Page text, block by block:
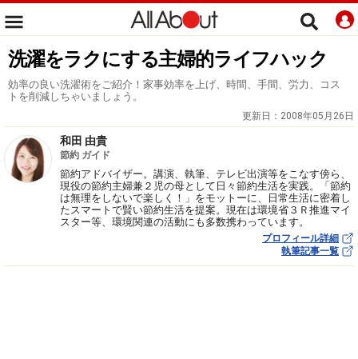
洗濯をラクにする主婦的ライフハック
効率の良い洗濯術をご紹介！家事効率を上げ、時間、手間、労力、コス
トを削減しちゃいましょう。
更新日： 2008年05月26日
和田 由貴
節約 ガイド
節約アドバイザー。講演、執筆、テレビ出演等をこなす傍ら、
現役の節約主婦兼２児の母として日々節約生活を実践。「節約
は無理をしないで楽しく！」をモットーに、日常生活に密着し
たスマートで賢い節約生活を提案。現在は環境省３Ｒ推進マイ
スター等、環境関連の活動にも多数携わっています。
プロフィール詳細
執筆記事一覧